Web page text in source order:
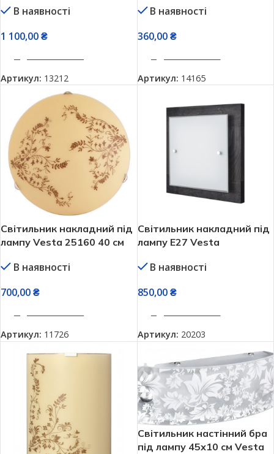
29882 brown
В наявності
1 100,00₴
Артикул: 13212
дерево (графіт)
В наявності
360,00₴
Артикул: 14165
Світильник накладний під
лампу Vesta 25160 40 см
В наявності
700,00₴
Артикул: 11726
Світильник накладний під
лампу Е27 Vesta
graphite
В наявності
850,00₴
Артикул: 20203
Світильник настінний бра
під лампу 45х10 см Vesta